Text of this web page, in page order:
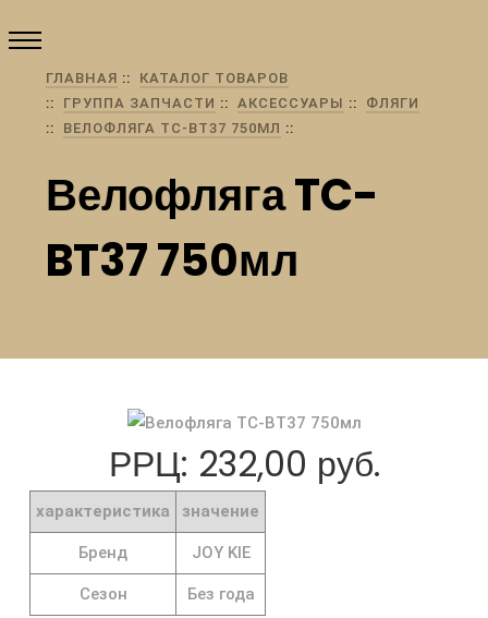
ГЛАВНАЯ
КАТАЛОГ ТОВАРОВ
ГРУППА ЗАПЧАСТИ
АКСЕССУАРЫ
ФЛЯГИ
ВЕЛОФЛЯГА TC-BT37 750МЛ
Велофляга TC-
BT37 750мл
РРЦ: 232,00 руб.
характеристика значение
Бренд JOY KIE
Сезон
Без года